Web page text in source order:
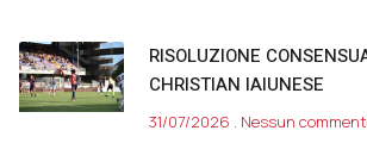
RISOLUZIONE
CHRISTIAN IAIUNESE
31/07/2026 Nessun